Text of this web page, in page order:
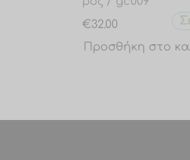
€32.00
Προσθήκη στο